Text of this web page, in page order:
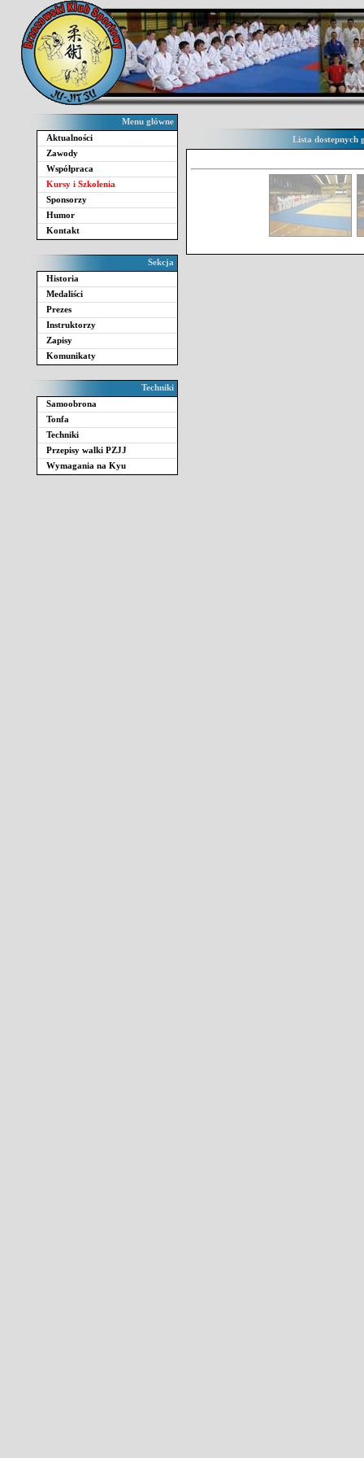
Menu główne
Aktualności
Zawody
Współpraca
Kursy i Szkolenia
Sponsorzy
Humor
Kontakt
Sekcja
Historia
Medaliści
Prezes
Instruktorzy
Zapisy
Komunikaty
Techniki
Samoobrona
Tonfa
Techniki
Przepisy walki PZJJ
Wymagania na Kyu
Lista dostepnych